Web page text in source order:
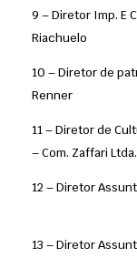
9 – Diretor Imp. E
10 – Diretor de
11 – Diretor de
– Com. Zaffari
12 – Diretor
13 – Diretor